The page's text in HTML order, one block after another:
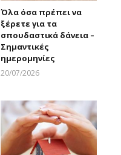
Όλα όσα πρέπει να
ξέρετε για τα
σπουδαστικά δάνεια –
Σημαντικές
ημερομηνίες
20/07/2026